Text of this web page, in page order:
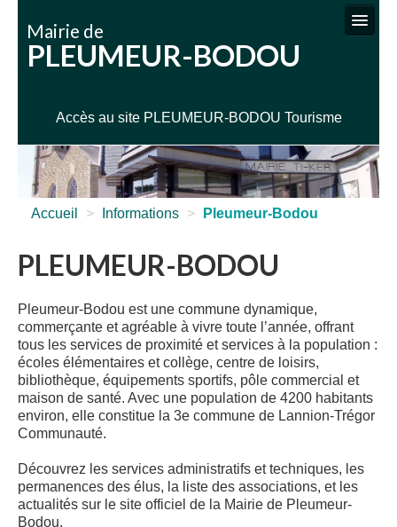
Mairie de
PLEUMEUR-BODOU
Accès au site PLEUMEUR-BODOU Tourisme
VIE MUNICIPALE
SERVICES TECHNIQUES
ENFANCE JEUNESSE SPORTS
CULTURE / LOISIRS
Accueil > Informations > Pleumeur-Bodou
PLEUMEUR-BODOU
Pleumeur-Bodou est une commune dynamique,
commerçante et agréable à vivre toute l’année, offrant
tous les services de proximité et services à la population :
écoles élémentaires et collège, centre de loisirs,
bibliothèque, équipements sportifs, pôle commercial et
maison de santé. Avec une population de 4200 habitants
environ, elle constitue la 3e commune de Lannion-Trégor
Communauté.
Découvrez les services administratifs et techniques, les
permanences des élus, la liste des associations, et les
actualités sur le site officiel de la Mairie de Pleumeur-
Bodou.